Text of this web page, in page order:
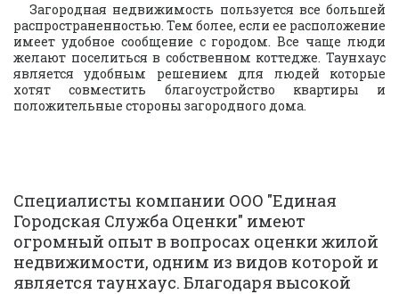
Огромный опыт
Загородная недвижимость пользуется все большей
распространенностью. Тем более, если ее расположение
имеет удобное сообщение с городом. Все чаще люди
желают поселиться в собственном коттедже. Таунхаус
является удобным решением для людей которые
хотят совместить благоустройство квартиры и
положительные стороны загородного дома.
Специалисты компании ООО "Единая
Городская Служба Оценки" имеют
огромный опыт в вопросах оценки жилой
недвижимости, одним из видов которой и
является таунхаус. Благодаря высокой